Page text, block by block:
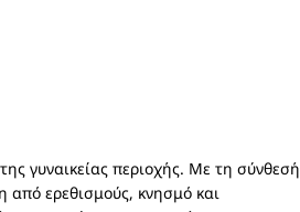
γυναικείας περιοχής. Με τη σύνθεσή
από ερεθισμούς, κνησμό και